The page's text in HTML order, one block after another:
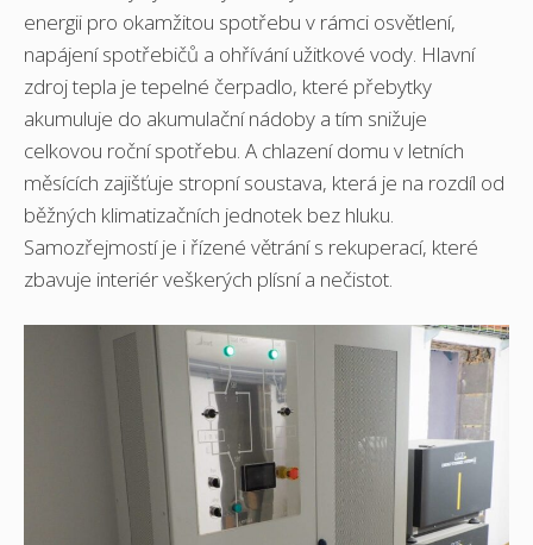
energii pro okamžitou spotřebu v rámci osvětlení,
napájení spotřebičů a ohřívání užitkové vody. Hlavní
zdroj tepla je tepelné čerpadlo, které přebytky
akumuluje do akumulační nádoby a tím snižuje
celkovou roční spotřebu. A chlazení domu v letních
měsících zajišťuje stropní soustava, která je na rozdíl od
běžných klimatizačních jednotek bez hluku.
Samozřejmostí je i řízené větrání s rekuperací, které
zbavuje interiér veškerých plísní a nečistot.